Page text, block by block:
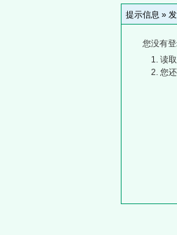
提示信息 »
您没有
读
您